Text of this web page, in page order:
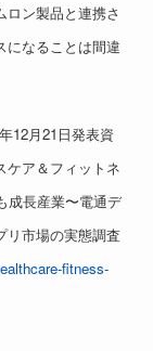
ン製品と連携さ
になることは間違
12月21日発表資
ケア＆フィットネ
成長産業〜電通デ
リ市場の実態調査
fitness-